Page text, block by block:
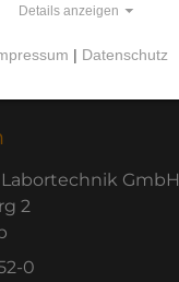
GmbH
2
0
Details anzeigen
| Datenschutz